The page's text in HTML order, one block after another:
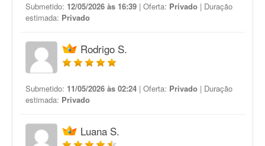
Submetido: 12/05/2026 às 16:39 | Oferta: Privado | Duração
estimada: Privado
Rodrigo S.
Submetido: 11/05/2026 às 02:24 | Oferta: Privado | Duração
estimada: Privado
Luana S.